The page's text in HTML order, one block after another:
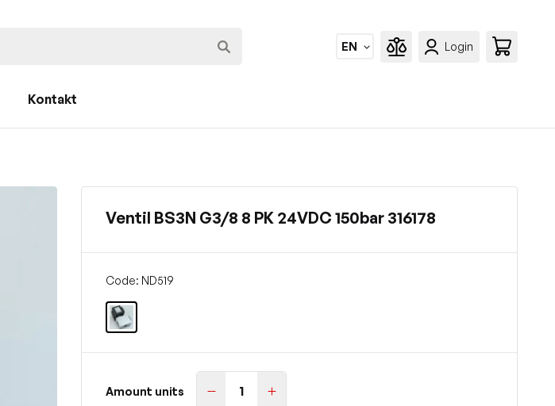
EN Login
Kontakt
Ventil BS3N G3/8 8 PK 24VDC 150bar 316178
Code: ND519
Amount units